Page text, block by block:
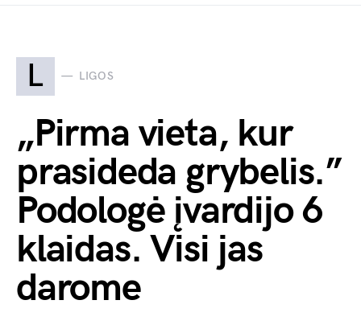
L LIGOS
„Pirma vieta, kur
prasideda grybelis.”
Podologė įvardijo 6
klaidas. Visi jas
darome